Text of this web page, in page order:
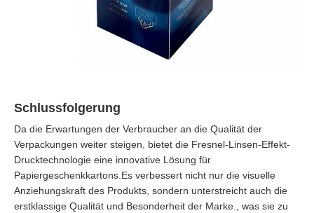
Schlussfolgerung
Da die Erwartungen der Verbraucher an die Qualität der
Verpackungen weiter steigen, bietet die Fresnel-Linsen-Effekt-
Drucktechnologie eine innovative Lösung für
Papiergeschenkkartons.Es verbessert nicht nur die visuelle
Anziehungskraft des Produkts, sondern unterstreicht auch die
erstklassige Qualität und Besonderheit der Marke., was sie zu